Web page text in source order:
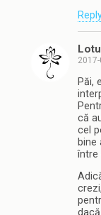
Păi,
că
cel
bine
între